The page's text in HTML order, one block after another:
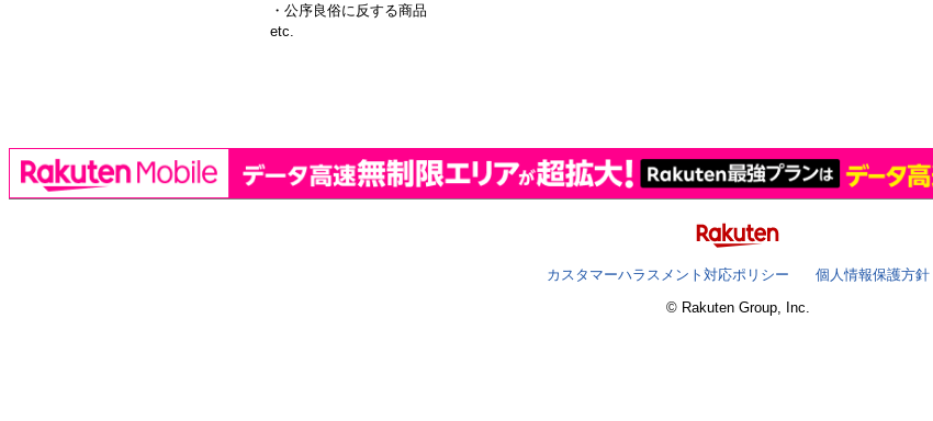
・公序良俗に反する商品
etc.
カスタマーハラスメント対応ポリシー
個人情報保護方針
© Rakuten Group, Inc.